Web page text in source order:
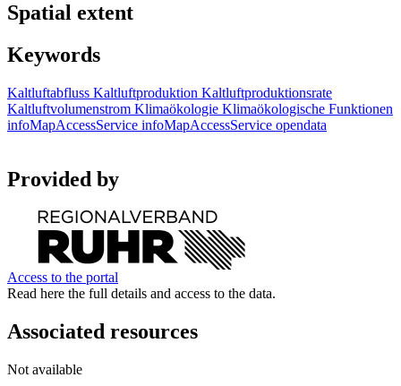
Spatial extent
Keywords
Kaltluftabfluss Kaltluftproduktion Kaltluftproduktionsrate
Kaltluftvolumenstrom Klimaökologie Klimaökologische Funktionen
infoMapAccessService infoMapAccessService opendata
Provided by
Access to the portal
Read here the full details and access to the data.
Associated resources
Not available